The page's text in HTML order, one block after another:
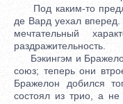
Под каким-то
де Вард уехал
мечтательный
раздражительность.
Бэкингэм и
союз; теперь они
Бражелон добился
состоял из трио, а